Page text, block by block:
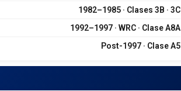
1982–1985 · Clases 3B · 3C
1992–1997 · WRC · Clase A8A
Post-1997 · Clase A5